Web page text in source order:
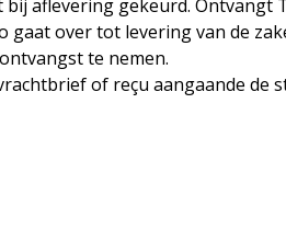
aflevering gekeurd.
over tot levering van de
te nemen.
of reçu aangaande de